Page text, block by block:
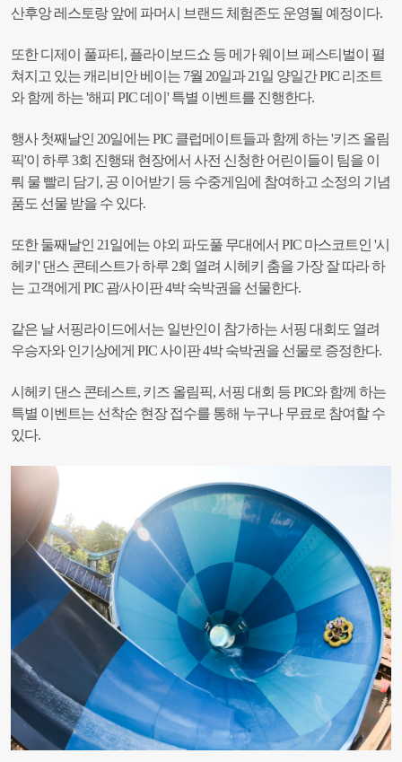
산후앙 레스토랑 앞에 파머시 브랜드 체험존도 운영될 예정이다.
또한 디제이 풀파티, 플라이보드쇼 등 메가 웨이브 페스티벌이 펼
쳐지고 있는 캐리비안 베이는 7월 20일과 21일 양일간 PIC 리조트
와 함께 하는 '해피 PIC 데이' 특별 이벤트를 진행한다.
행사 첫째날인 20일에는 PIC 클럽메이트들과 함께 하는 '키즈 올림
픽'이 하루 3회 진행돼 현장에서 사전 신청한 어린이들이 팀을 이
뤄 물 빨리 담기, 공 이어받기 등 수중게임에 참여하고 소정의 기념
품도 선물 받을 수 있다.
또한 둘째날인 21일에는 야외 파도풀 무대에서 PIC 마스코트인 '시
헤키' 댄스 콘테스트가 하루 2회 열려 시헤키 춤을 가장 잘 따라 하
는 고객에게 PIC 괌/사이판 4박 숙박권을 선물한다.
같은 날 서핑라이드에서는 일반인이 참가하는 서핑 대회도 열려
우승자와 인기상에게 PIC 사이판 4박 숙박권을 선물로 증정한다.
시헤키 댄스 콘테스트, 키즈 올림픽, 서핑 대회 등 PIC와 함께 하는
특별 이벤트는 선착순 현장 접수를 통해 누구나 무료로 참여할 수
있다.